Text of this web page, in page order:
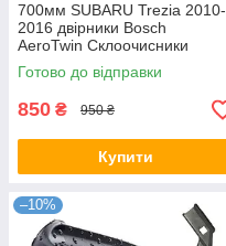
700мм SUBARU Trezia 2010-
2016 двірники Bosch
AeroTwin Склоочисники
Готово до відправки
850 ₴ 950 ₴
Купити
–10%